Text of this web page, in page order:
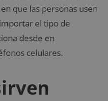
que las personas usen
el tipo de
desde en
celulares.